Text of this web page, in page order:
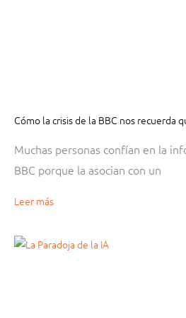
Cómo la crisis de la BBC nos recuerda
Muchas personas confían en la
BBC porque la asocian con un
Leer más